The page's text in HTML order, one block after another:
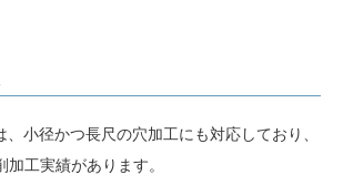
小径かつ長尺の穴加工にも対応しており、
工実績があります。